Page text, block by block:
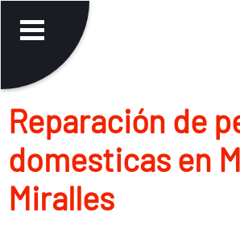
Reparación de
domesticas en
Miralles